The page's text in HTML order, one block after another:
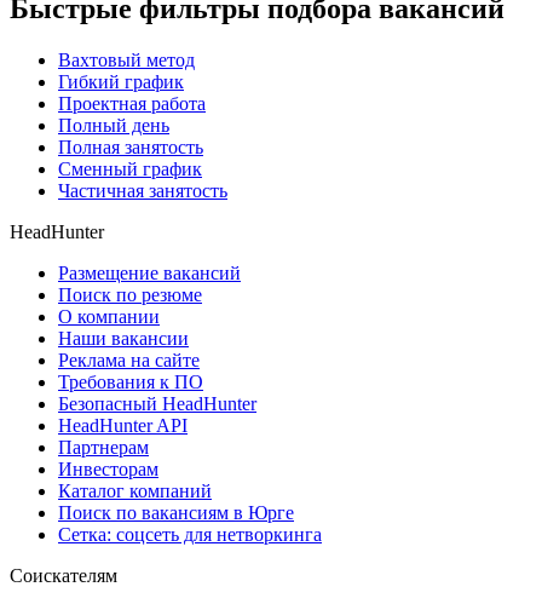
Быстрые фильтры подбора вакансий
Вахтовый метод
Гибкий график
Проектная работа
Полный день
Полная занятость
Сменный график
Частичная занятость
HeadHunter
Размещение вакансий
Поиск по резюме
О компании
Наши вакансии
Реклама на сайте
Требования к ПО
Безопасный HeadHunter
HeadHunter API
Партнерам
Инвесторам
Каталог компаний
Поиск по вакансиям в Юрге
Сетка: соцсеть для нетворкинга
Соискателям